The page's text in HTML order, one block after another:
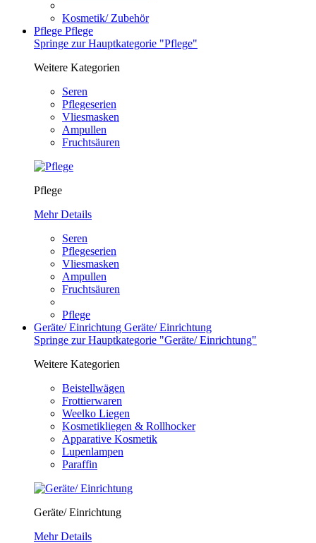
Kosmetik/ Zubehör
Pflege Pflege
Springe zur Hauptkategorie "Pflege"
Weitere Kategorien
Seren
Pflegeserien
Vliesmasken
Ampullen
Fruchtsäuren
Pflege
Mehr Details
Seren
Pflegeserien
Vliesmasken
Ampullen
Fruchtsäuren
Pflege
Geräte/ Einrichtung Geräte/ Einrichtung
Springe zur Hauptkategorie "Geräte/ Einrichtung"
Weitere Kategorien
Beistellwägen
Frottierwaren
Weelko Liegen
Kosmetikliegen & Rollhocker
Apparative Kosmetik
Lupenlampen
Paraffin
Geräte/ Einrichtung
Mehr Details